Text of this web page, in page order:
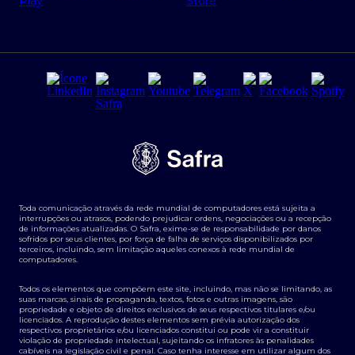
Regras e Parâmetros de Atuação Banco Safra
Segurança da Informação
Tarifas e serviços Pessoa Física
Transparência de remuneração
Termos e Condições para Portabilidade de Investimento
Derivativos
Agronegócios
Toda comunicação através da rede mundial de computadores está sujeita a
interrupções ou atrasos, podendo prejudicar ordens, negociações ou a recepção
de informações atualizadas. O Safra, exime-se de responsabilidade por danos
sofridos por seus clientes, por força de falha de serviços disponibilizados por
terceiros, incluindo, sem limitação aqueles conexos à rede mundial de
computadores.
Todos os elementos que compõem este site, incluindo, mas não se limitando, as
suas marcas, sinais de propaganda, textos, fotos e outras imagens, são
propriedade e objeto de direitos exclusivos de seus respectivos titulares e/ou
licenciados. A reprodução destes elementos sem prévia autorização dos
respectivos proprietários e/ou licenciados constitui ou pode vir a constituir
violação de propriedade intelectual, sujeitando os infratores às penalidades
cabíveis na legislação civil e penal. Caso tenha interesse em utilizar algum dos